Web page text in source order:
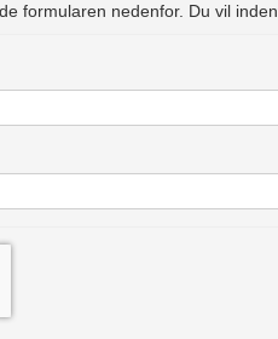
formularen nedenfor. Du vil